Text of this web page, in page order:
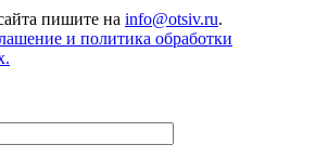
пишите на info@otsiv.ru.
и политика обработки